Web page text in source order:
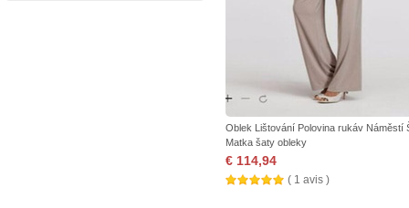
Oblek Lištování Polovina rukáv Náměstí
Matka šaty obleky
€ 114,94
( 1 avis )